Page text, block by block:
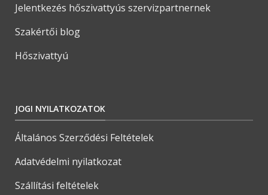
Jelentkezés hőszivattyús szervizpartnernek
Szakértői blog
Hőszivattyú
JOGI NYILATKOZATOK
Általános Szerződési Feltételek
Adatvédelmi nyilatkozat
Szállítási feltételek